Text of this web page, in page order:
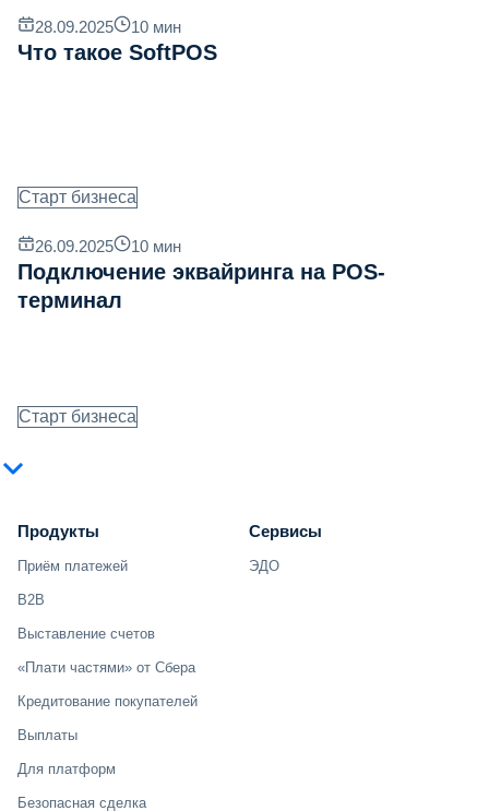
28.09.2025 10 мин
Что такое SoftPOS
Старт бизнеса
26.09.2025 10 мин
Подключение эквайринга на POS-
терминал
Старт бизнеса
Продукты
Приём платежей
B2B
Выставление счетов
«Плати частями» от Сбера
Кредитование покупателей
Выплаты
Для платформ
Безопасная сделка
Сервисы
ЭДО